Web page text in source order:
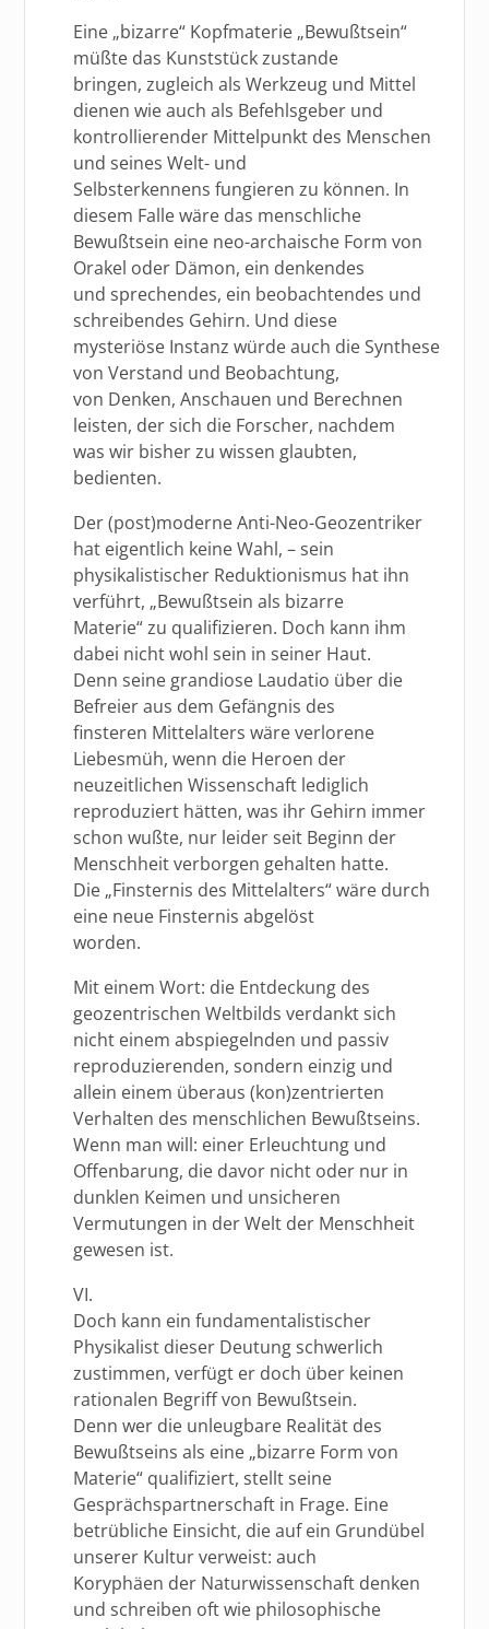
Eine „bizarre“ Kopfmaterie „Bewußtsein“
müßte das Kunststück zustande
bringen, zugleich als Werkzeug und Mittel
dienen wie auch als Befehlsgeber und
kontrollierender Mittelpunkt des Menschen
und seines Welt- und
Selbsterkennens fungieren zu können. In
diesem Falle wäre das menschliche
Bewußtsein eine neo-archaische Form von
Orakel oder Dämon, ein denkendes
und sprechendes, ein beobachtendes und
schreibendes Gehirn. Und diese
mysteriöse Instanz würde auch die Synthese
von Verstand und Beobachtung,
von Denken, Anschauen und Berechnen
leisten, der sich die Forscher, nachdem
was wir bisher zu wissen glaubten,
bedienten.
Der (post)moderne Anti-Neo-Geozentriker
hat eigentlich keine Wahl, – sein
physikalistischer Reduktionismus hat ihn
verführt, „Bewußtsein als bizarre
Materie“ zu qualifizieren. Doch kann ihm
dabei nicht wohl sein in seiner Haut.
Denn seine grandiose Laudatio über die
Befreier aus dem Gefängnis des
finsteren Mittelalters wäre verlorene
Liebesmüh, wenn die Heroen der
neuzeitlichen Wissenschaft lediglich
reproduziert hätten, was ihr Gehirn immer
schon wußte, nur leider seit Beginn der
Menschheit verborgen gehalten hatte.
Die „Finsternis des Mittelalters“ wäre durch
eine neue Finsternis abgelöst
worden.
Mit einem Wort: die Entdeckung des
geozentrischen Weltbilds verdankt sich
nicht einem abspiegelnden und passiv
reproduzierenden, sondern einzig und
allein einem überaus (kon)zentrierten
Verhalten des menschlichen Bewußtseins.
Wenn man will: einer Erleuchtung und
Offenbarung, die davor nicht oder nur in
dunklen Keimen und unsicheren
Vermutungen in der Welt der Menschheit
gewesen ist.
VI.
Doch kann ein fundamentalistischer
Physikalist dieser Deutung schwerlich
zustimmen, verfügt er doch über keinen
rationalen Begriff von Bewußtsein.
Denn wer die unleugbare Realität des
Bewußtseins als eine „bizarre Form von
Materie“ qualifiziert, stellt seine
Gesprächspartnerschaft in Frage. Eine
betrübliche Einsicht, die auf ein Grundübel
unserer Kultur verweist: auch
Koryphäen der Naturwissenschaft denken
und schreiben oft wie philosophische